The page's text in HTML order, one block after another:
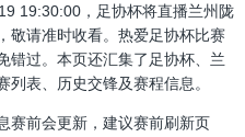
19:30:00，足协杯将直播兰州陇
敬请准时收看。热爱足协杯比赛
错过。本页还汇集了足协杯、兰
表、历史交锋及赛程信息。
赛前会更新，建议赛前刷新页